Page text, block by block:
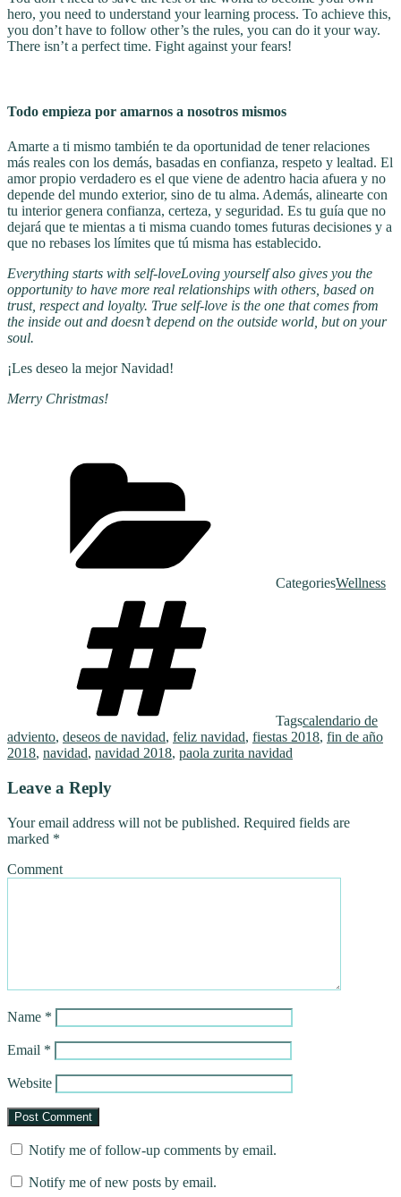
hero, you need to understand your learning process. To achieve this,
you don’t have to follow other’s the rules, you can do it your way.
There isn’t a perfect time. Fight against your fears!
Todo empieza por amarnos a nosotros mismos
Amarte a ti mismo también te da oportunidad de tener relaciones
más reales con los demás, basadas en confianza, respeto y lealtad. El
amor propio verdadero es el que viene de adentro hacia afuera y no
depende del mundo exterior, sino de tu alma. Además, alinearte con
tu interior genera confianza, certeza, y seguridad. Es tu guía que no
dejará que te mientas a ti misma cuando tomes futuras decisiones y a
que no rebases los límites que tú misma has establecido.
Everything starts with self-loveLoving yourself also gives you the
opportunity to have more real relationships with others, based on
trust, respect and loyalty. True self-love is the one that comes from
the inside out and doesn’t depend on the outside world, but on your
soul.
¡Les deseo la mejor Navidad!
Merry Christmas!
CategoriesWellness
Tagscalendario de
adviento, deseos de navidad, feliz navidad, fiestas 2018, fin de año
2018, navidad, navidad 2018, paola zurita navidad
Leave a Reply
Your email address will not be published. Required fields are
marked *
Comment
Name *
Email *
Website
Notify me of follow-up comments by email.
Notify me of new posts by email.